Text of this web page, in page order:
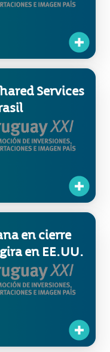
Services
en cierre
en EE.UU.